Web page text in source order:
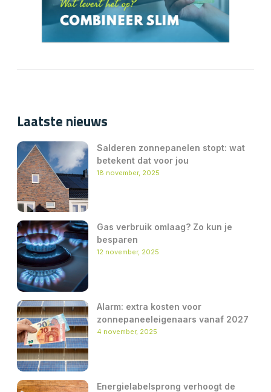
Laatste nieuws
Salderen zonnepanelen stopt: wat
betekent dat voor jou
18 november, 2025
Gas verbruik omlaag? Zo kun je
besparen
12 november, 2025
Alarm: extra kosten voor
zonnepaneeleigenaars vanaf 2027
4 november, 2025
Energielabelsprong verhoogt de